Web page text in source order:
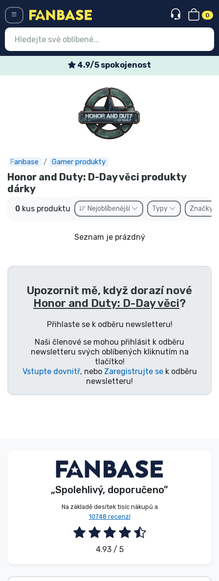
0
4.9/5 spokojenost
Fanbase Gamer produkty
Honor and Duty: D-Day věci produkty
dárky
0 kus produktu Nejoblíbenější Typy Značky
Seznam je prázdný
Upozornit mě, když dorazí nové
Honor and Duty: D-Day věci?
Přihlaste se k odběru newsletteru!
Naši členové se mohou přihlásit k odběru
newsletteru svých oblíbených kliknutím na
tlačítko!
Vstupte dovnitř, nebo Zaregistrujte sek odběru
newsletteru!
„Spolehlivý, doporučeno”
Na základě desítek tisíc nákupů a
10748 recenzí
4.93 / 5
Nejnovější věci
Speciální nabídky
Expresní doručení
Předobjednat
Outlet produkty
Úžasné věci
Anime věci